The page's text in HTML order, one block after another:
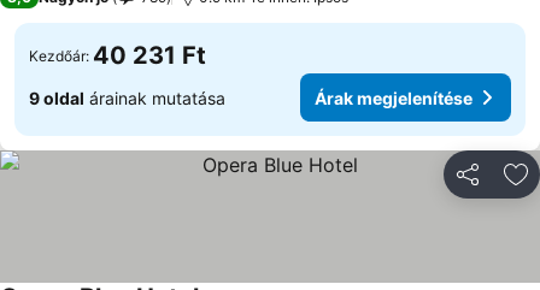
Kezdőár: 40 231 Ft
9 oldal árainak mutatása Árak megjelenítése